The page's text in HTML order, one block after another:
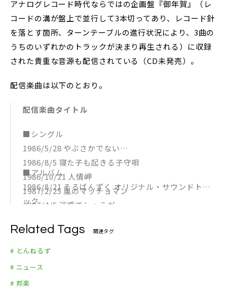
アナログレコード時代ならではの企画盤『御年賀』（レ
コードの溝が盤上で並行して3本切ってあり、レコード針
を落とす箇所、ターンテーブルの進行状況により、3曲の
うちのいずれかのトラックが決まり再生される）に収録
された貴重な音源も配信されている（CD未発売）。
配信楽曲は以下のとおり。
配信楽曲タイトル
■シングル
1986/5/28 やぶさかでない
1986/8/5 寝た子も起きる子守唄
1986/10/21 人情岬
1987/2/25 嵐のマッチョマン
1987/4/5 迷惑でしょうが・・・
1987/9/17 おらおら
1988/2/25 炎のエスカルゴ
■アルバム
1986/8/21 そろばんずく オリジナル・サウンドトラ
ック
1987/10/21 河口湖
1989/3/21 とんねるず ベスト16
1989/5/17 市川と宮嶋
Related Tags 関連タグ
# とんねるず
# ニュース
# 邦楽